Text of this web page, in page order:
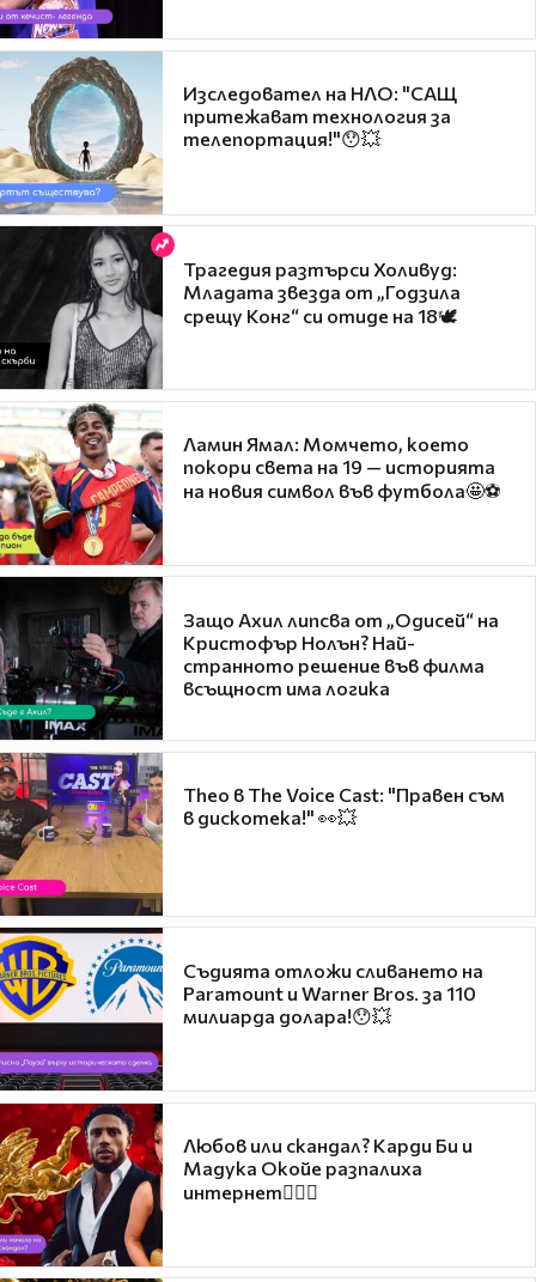
Изследовател на НЛО: "САЩ
притежават технология за
телепортация!"😯💥
Трагедия разтърси Холивуд:
Младата звезда от „Годзила
срещу Конг“ си отиде на 18🕊️
Ламин Ямал: Момчето, което
покори света на 19 — историята
на новия символ във футбола🤩⚽
Защо Ахил липсва от „Одисей“ на
Кристофър Нолън? Най-
странното решение във филма
всъщност има логика
Theo в The Voice Cast: "Правен съм
в дискотека!" 👀💥
Съдията отложи сливането на
Paramount и Warner Bros. за 110
милиарда долара!😯💥
Любов или скандал? Карди Би и
Мадука Окойе разпалиха
интернет❤️‍🔥🔥